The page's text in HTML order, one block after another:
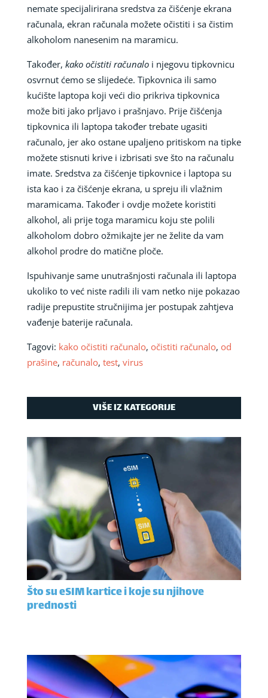
nemate specijalirirana sredstva za čišćenje ekrana
računala, ekran računala možete očistiti i sa čistim
alkoholom nanesenim na maramicu.
Također, kako očistiti računaloi njegovu tipkovnicu
osvrnut ćemo se slijedeće. Tipkovnica ili samo
kućište laptopa koji veći dio prikriva tipkovnica
može biti jako prljavo i prašnjavo. Prije čišćenja
tipkovnica ili laptopa također trebate ugasiti
računalo, jer ako ostane upaljeno pritiskom na tipke
možete stisnuti krive i izbrisati sve što na računalu
imate. Sredstva za čišćenje tipkovnice i laptopa su
ista kao i za čišćenje ekrana, u spreju ili vlažnim
maramicama. Također i ovdje možete koristiti
alkohol, ali prije toga maramicu koju ste polili
alkoholom dobro ožmikajte jer ne želite da vam
alkohol prodre do matične ploče.
Ispuhivanje same unutrašnjosti računala ili laptopa
ukoliko to već niste radili ili vam netko nije pokazao
radije prepustite stručnijima jer postupak zahtjeva
vađenje baterije računala.
Tagovi: kako očistiti računalo, očistiti računalo, od
prašine, računalo, test, virus
VIŠE IZ KATEGORIJE
Što su eSIM kartice i koje su njihove
prednosti